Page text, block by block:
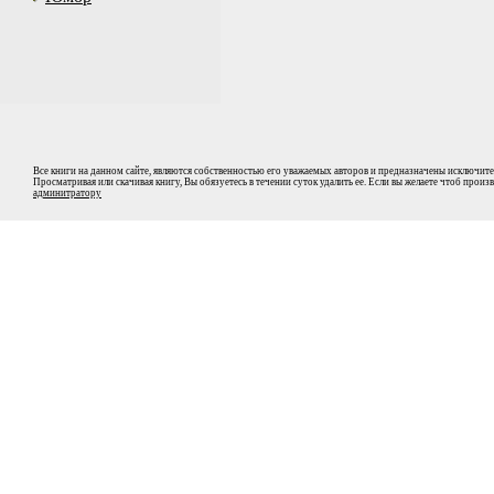
Все книги на данном сайте, являются собственностью его уважаемых авторов и предназначены
Просматривая или скачивая книгу, Вы обязуетесь в течении суток удалить ее. Если вы желаете чтоб
админитратору